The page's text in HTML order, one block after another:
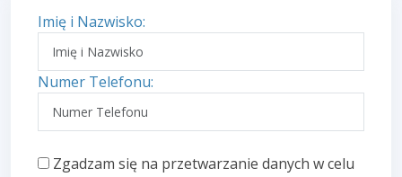
Imię i Nazwisko:
Numer Telefonu:
Zgadzam się na przetwarzanie danych w celu